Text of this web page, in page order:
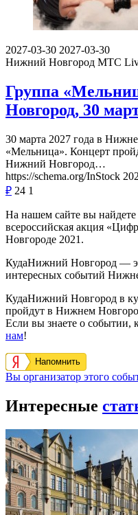
2027-03-30 2027-03-30
Нижний Новгород МТС
Группа
Новгород, 30
30 марта 2027 года в
«Мельница». Концерт
Нижний Новгород…
https://schema.org/InStock
₽ 24 1
На нашем сайте вы
всероссийская акция
Новгороде 2021.
КудаНижний Новгород —
интересных событий
КудаНижний Новгород в
пройдут в Нижнем
Если вы знаете о событии,
нам!
Напомнить
Вы организатор этого
Интересные